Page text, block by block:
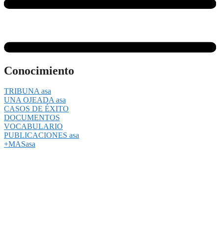
Conocimiento
TRIBUNA asa
UNA OJEADA asa
CASOS DE ÉXITO
DOCUMENTOS
VOCABULARIO
PUBLICACIONES asa
+MASasa